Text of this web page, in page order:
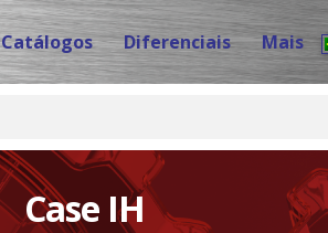
Catálogos Diferenciais Mais
Case IH